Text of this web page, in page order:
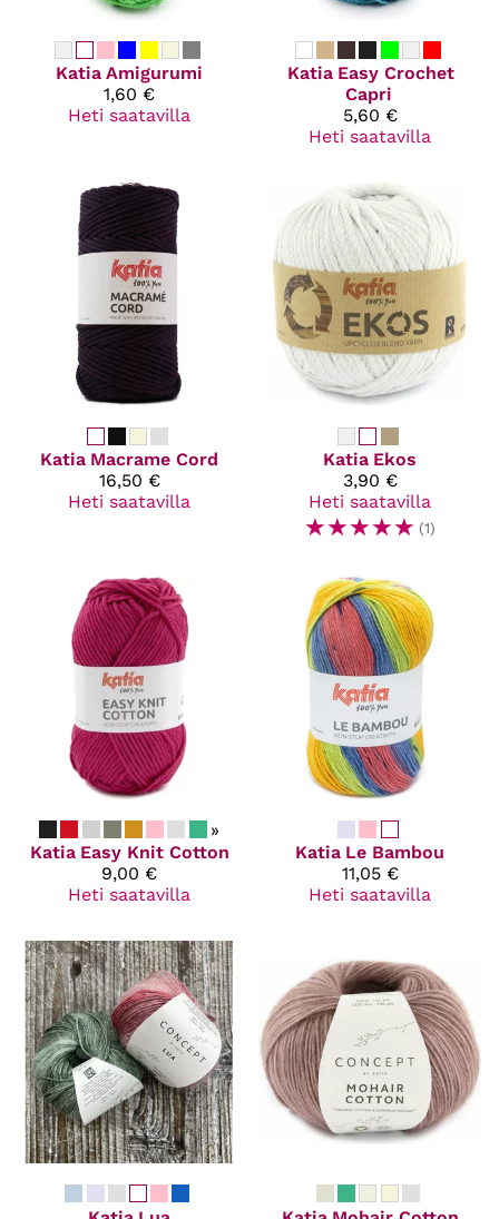
Katia Amigurumi
1,60 €
Heti saatavilla
Katia Easy Crochet
Capri
5,60 €
Heti saatavilla
Katia Macrame Cord
16,50 €
Heti saatavilla
Katia Ekos
3,90 €
Heti saatavilla
☆☆☆☆☆ (1)
»
Katia Easy Knit Cotton
9,00 €
Heti saatavilla
Katia Le Bambou
11,05 €
Heti saatavilla